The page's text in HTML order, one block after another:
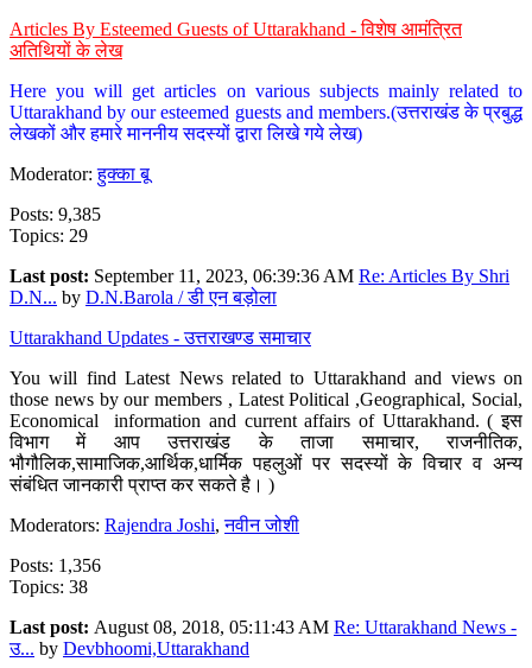
Articles By Esteemed Guests of Uttarakhand - विशेष आमंत्रित
अतिथियों के लेख
Here you will get articles on various subjects mainly related to
Uttarakhand by our esteemed guests and members.(उत्तराखंड के प्रबुद्ध
लेखकों और हमारे माननीय सदस्यों द्वारा लिखे गये लेख)
Moderator:हुक्का बू
Posts: 9,385
Topics: 29
Last post: September 11, 2023, 06:39:36 AM Re: Articles By Shri
D.N... by D.N.Barola / डी एन बड़ोला
Uttarakhand Updates - उत्तराखण्ड समाचार
You will find Latest News related to Uttarakhand and views on
those news by our members , Latest Political ,Geographical, Social,
Economical information and current affairs of Uttarakhand. ( इस
विभाग में आप उत्तराखंड के ताजा समाचार, राजनीतिक,
भौगौलिक,सामाजिक,आर्थिक,धार्मिक पहलुओं पर सदस्यों के विचार व अन्य
संबंधित जानकारी प्राप्त कर सकते है। )
Moderators: Rajendra Joshi,नवीन जोशी
Posts: 1,356
Topics: 38
Last post: August 08, 2018, 05:11:43 AM Re: Uttarakhand News -
उ... by Devbhoomi,Uttarakhand